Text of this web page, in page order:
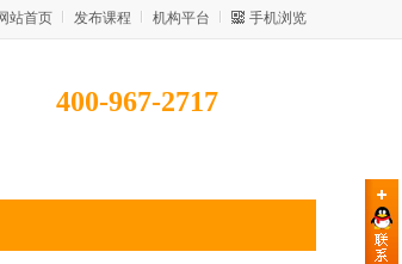
手机浏览
机构平台
发布课程
站首页
400-967-2717